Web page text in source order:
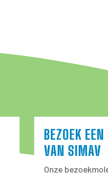
BEZOEK
VAN SIMAV
Onze